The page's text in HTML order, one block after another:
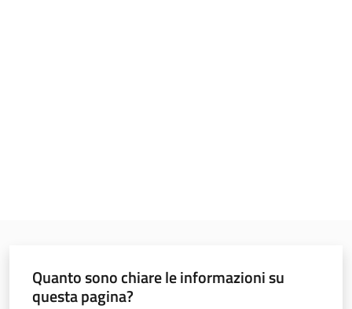
Quanto sono chiare le informazioni su
questa pagina?